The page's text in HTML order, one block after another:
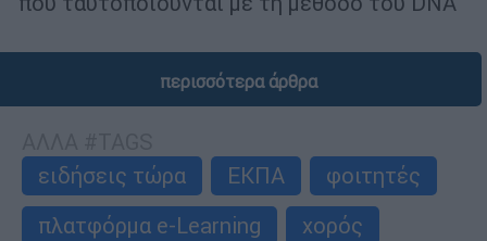
περισσότερα άρθρα
ειδήσεις τώρα
ΕΚΠΑ
φοιτητές
πλατφόρμα e-Learning
χορός